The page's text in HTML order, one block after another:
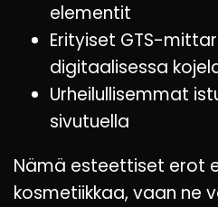
elementit
Erityiset GTS-
digitaalisessa
Urheilullisemmat
sivutuella
Nämä esteettiset erot
kosmetiikkaa, vaan ne